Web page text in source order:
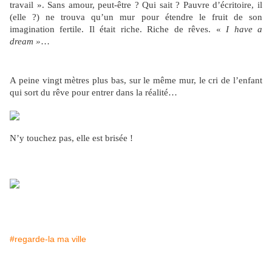
travail ». Sans amour, peut-être ? Qui sait ? Pauvre d’écritoire, il
(elle ?) ne trouva qu’un mur pour étendre le fruit de son
imagination fertile. Il était riche. Riche de rêves.
« I have a
dream »…
A peine vingt mètres plus bas, sur le même mur, le cri de l’enfant
qui sort du rêve pour entrer dans la réalité…
N’y touchez pas, elle est brisée !
#regarde-la ma ville